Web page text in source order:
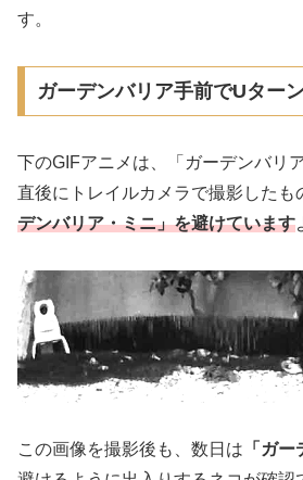
す。
ガーデンバリア手前でUター
下のGIFアニメは、「ガーデンバリ
直後にトレイルカメラで撮影したも
デンバリア・ミニ」を避けています
この画像を撮影後も、数日は 「ガ